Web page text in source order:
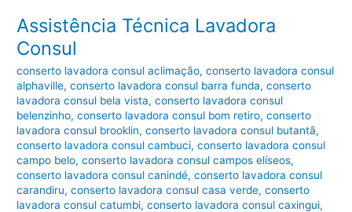
Assistência Técnica Lavadora
Consul
conserto lavadora consul aclimação,conserto lavadora consul
alphaville,conserto lavadora consul barra funda,conserto
lavadora consul bela vista,conserto lavadora consul
belenzinho,conserto lavadora consul bom retiro,conserto
lavadora consul brooklin,conserto lavadora consul butantã,
conserto lavadora consul cambuci,conserto lavadora consul
campo belo,conserto lavadora consul campos elíseos,
conserto lavadora consul canindé,conserto lavadora consul
carandiru,conserto lavadora consul casa verde,conserto
lavadora consul catumbi,conserto lavadora consul caxingui,